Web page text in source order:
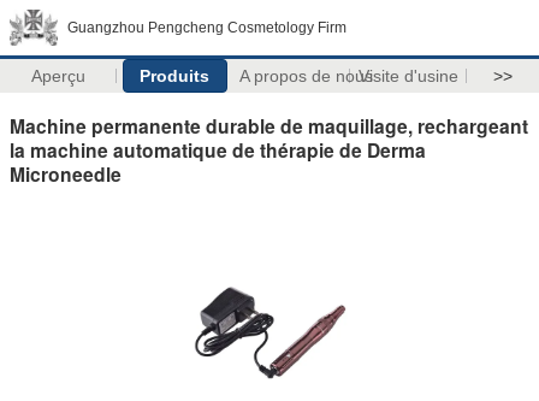
Guangzhou Pengcheng Cosmetology Firm
Aperçu Produits A propos de nousVisite d'usine >>
Machine permanente durable de maquillage, rechargeant
la machine automatique de thérapie de Derma
Microneedle